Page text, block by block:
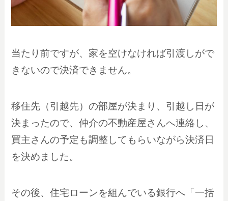
当たり前ですが、家を空けなければ引渡しがで
きないので決済できません。
移住先（引越先）の部屋が決まり、引越し日が
決まったので、仲介の不動産屋さんへ連絡し、
買主さんの予定も調整してもらいながら決済日
を決めました。
その後、住宅ローンを組んでいる銀行へ「一括